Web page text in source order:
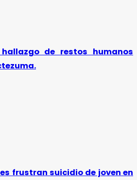
hallazgo de restos humanos
frustran suicidio de joven en